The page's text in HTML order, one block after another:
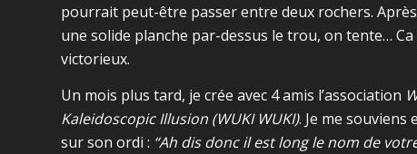
pourrait peut-être passer entre deux rochers.
une solide planche par-dessus le trou, on tente…
victorieux.
Un mois plus tard, je crée avec 4 amis l’association
Kaleidoscopic Illusion (WUKI WUKI). Je me souviens
sur son ordi : “Ah dis donc il est long le nom de